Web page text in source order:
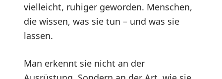
vielleicht, ruhiger geworden. Menschen,
die wissen, was sie tun – und was sie
lassen.
Man erkennt sie nicht an der